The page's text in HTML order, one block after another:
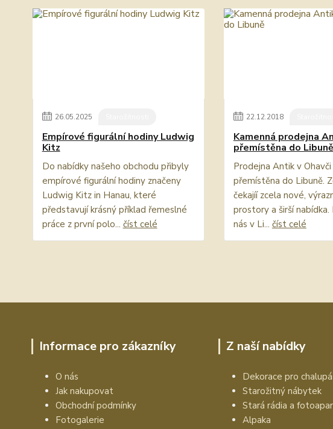
26.05.2025
Empírové figurální hodiny Ludwig
Kitz
Do nabídky našeho obchodu přibyly
empírové figurální hodiny značeny
Ludwig Kitz in Hanau, které
představují krásný příklad řemeslné
práce z první polo... číst celé
22.12.2018
Kamenná prodejna
přemístěna do Libuně
Prodejna Antik v Ohavči
přemístěna do Libuně.
čekajíí zcela nové,
prostory a širší
nás v Li... číst celé
Informace pro zákazníky
O nás
Jak nakupovat
Obchodní podmínky
Fotogalerie
Z naší nabídky
Dekorace pro
Starožitný nábytek
Stará rádia a
Alpaka